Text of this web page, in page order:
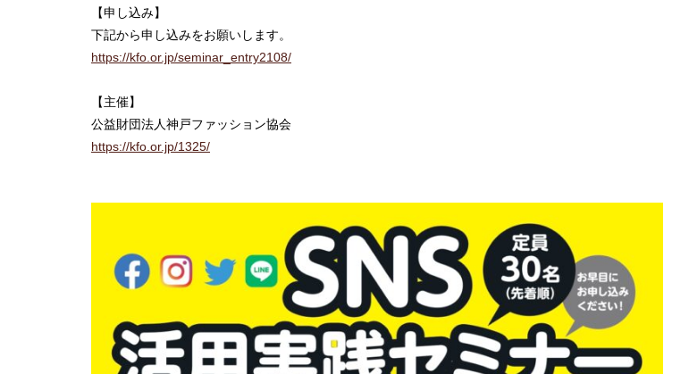
【申し込み】
下記から申し込みをお願いします。
https://kfo.or.jp/seminar_entry2108/
【主催】
公益財団法人神戸ファッション協会
https://kfo.or.jp/1325/